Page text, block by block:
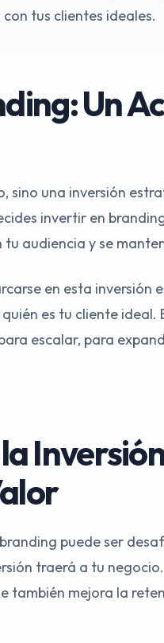
tus clientes ideales.
Un
sino una inversión
invertir en
audiencia y se
en esta inversión
es tu cliente
escalar, para
puede ser
traerá a tu
también mejora la